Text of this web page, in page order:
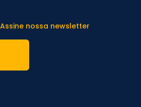
nossa newsletter